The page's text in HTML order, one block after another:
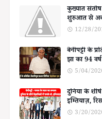
कुख्यात
शुरुआत से अब
12/28/
बेनीपट्टी के
झा का 94
5/04/
दुनिया के
इम्तियाज़,
3/20/